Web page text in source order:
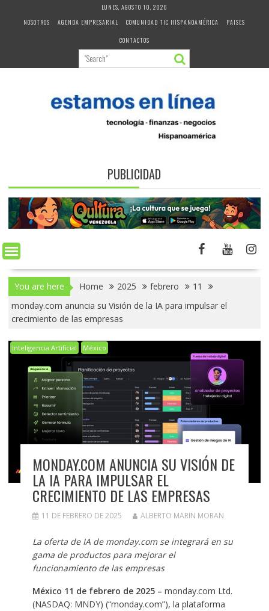
LUNES, AGOSTO 10, 2026
NOSOTROS
AGENDA EMPRESARIAL COMUNIDAD TIC HISPANOAMÉRICA
PAISES
CONTACTOS
PUBLICIDAD
You are here Home 2025 febrero
11
monday.com anuncia su Visión de la IA para impulsar el
crecimiento de las empresas
Inteligencia Artificial México
MONDAY.COM ANUNCIA SU VISIÓN DE
LA IA PARA IMPULSAR EL
CRECIMIENTO DE LAS EMPRESAS
11 DE FEBRERO DE 2025 ALBERTO MARIN MORAN
La oferta de IA de monday.com se integrará en su
gama de productos para mejorar el
funcionamiento de las empresas
México 11 de febrero de 2025 – monday.com Ltd.
(NASDAQ: MNDY) (“monday.com”), la plataforma